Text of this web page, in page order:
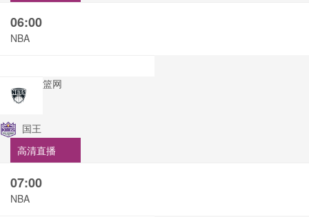
06:00
NBA
篮网
国王
高清直播
07:00
NBA